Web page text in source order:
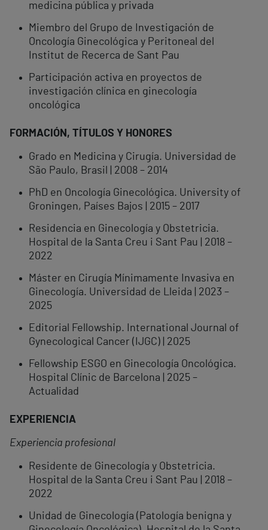
medicina pública y privada
Miembro del Grupo de Investigación de
Oncología Ginecológica y Peritoneal del
Institut de Recerca de Sant Pau
Participación activa en proyectos de
investigación clínica en ginecología
oncológica
FORMACIÓN, TÍTULOS Y HONORES
Grado en Medicina y Cirugía. Universidad de
São Paulo, Brasil | 2008 – 2014
PhD en Oncología Ginecológica. University of
Groningen, Países Bajos | 2015 – 2017
Residencia en Ginecología y Obstetricia.
Hospital de la Santa Creu i Sant Pau | 2018 –
2022
Máster en Cirugía Mínimamente Invasiva en
Ginecología. Universidad de Lleida | 2023 –
2025
Editorial Fellowship. International Journal of
Gynecological Cancer (IJGC) | 2025
Fellowship ESGO en Ginecología Oncológica.
Hospital Clínic de Barcelona | 2025 –
Actualidad
EXPERIENCIA
Experiencia profesional
Residente de Ginecología y Obstetricia.
Hospital de la Santa Creu i Sant Pau | 2018 –
2022
Unidad de Ginecología (Patología benigna y